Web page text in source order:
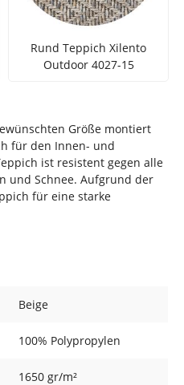
Rund Teppich Xilento
Outdoor 4027-15
Größe montiert
für den Innen- und
ist resistent gegen alle
und Schnee. Aufgrund der
für eine starke
Beige
100% Polypropylen
1650 gr/m²